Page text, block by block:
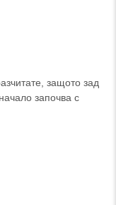
защото зад
започва с